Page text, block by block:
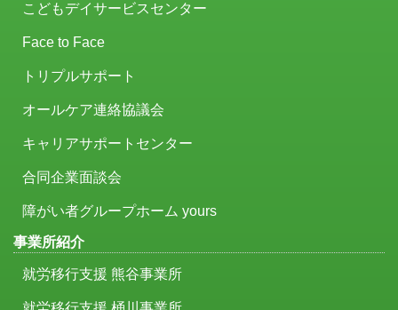
こどもデイサービスセンター
Face to Face
トリプルサポート
オールケア連絡協議会
キャリアサポートセンター
合同企業面談会
障がい者グループホーム yours
事業所紹介
就労移行支援 熊谷事業所